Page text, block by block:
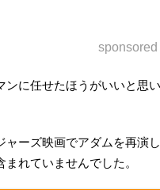
に任せたほうがいいと思
ャーズ映画でアダムを再演
れていませんでした。